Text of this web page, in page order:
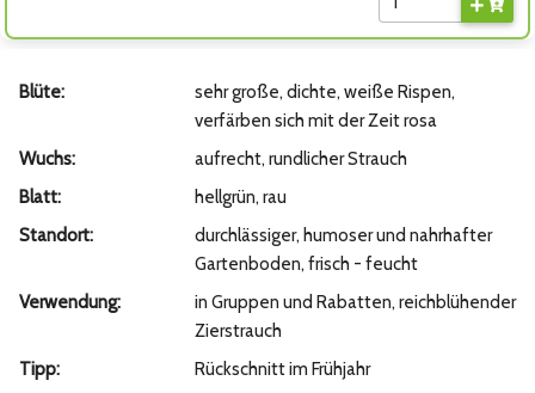
Blüte:
sehr große, dichte, weiße Rispen,
verfärben sich mit der Zeit rosa
Wuchs:
aufrecht, rundlicher Strauch
Blatt:
hellgrün, rau
Standort:
durchlässiger, humoser und nahrhafter
Gartenboden, frisch - feucht
Verwendung:
in Gruppen und Rabatten, reichblühender
Zierstrauch
Tipp:
Rückschnitt im Frühjahr